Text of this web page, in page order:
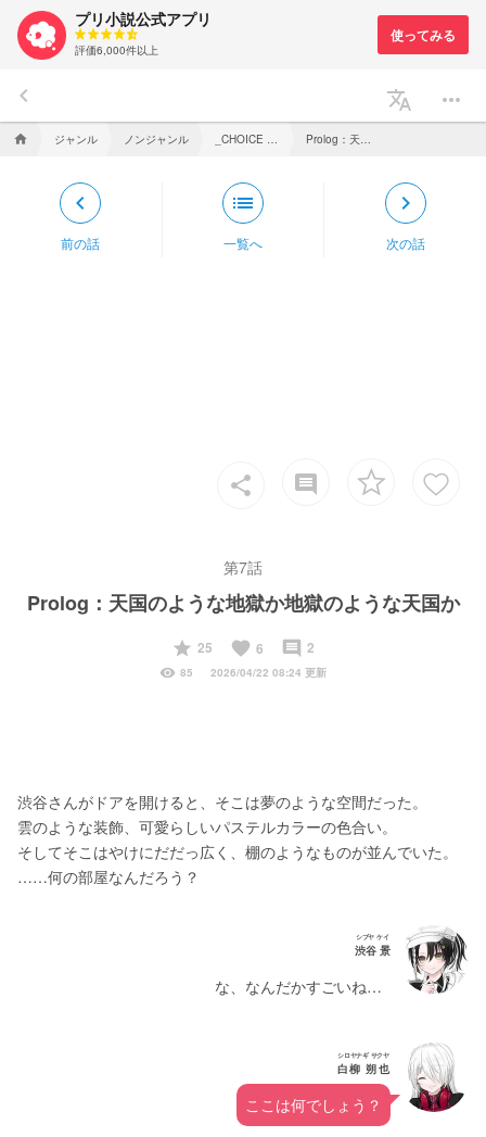
プリ小説公式アプリ
評価6,000件以上
keyboard_arrow_left translate more_horiz
home ジャンル ノンジャンル
keyboard_arrow_left
前の話
list
一覧へ
keyboard_arrow_right
次の話
share insert_comment
第7話
Prolog：天国のような地獄か地獄のような天国か
start
25 favorite 6 insert_comment 2
visibility 85 2026/04/22 08:24 更新
渋谷さんがドアを開けると、そこは夢のような空間だった。
雲のような装飾、可愛らしいパステルカラーの色合い。
そしてそこはやけにだだっ広く、棚のようなものが並んでいた。
……何の部屋なんだろう？
渋谷 景
シブヤ ケイ
な、なんだかすごいね…
白柳 朔也
シロヤナギ サクヤ
ここは何でしょう？